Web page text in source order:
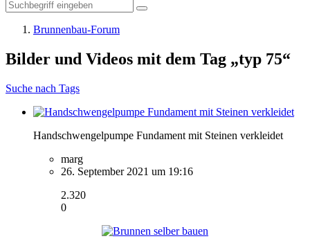
Brunnenbau-Forum
Bilder und Videos mit dem Tag „typ 75“
Suche nach Tags
Handschwengelpumpe Fundament mit Steinen verkleidet
marg
26. September 2021 um 19:16
2.320
0